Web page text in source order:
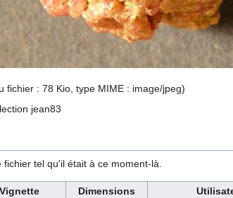
fichier : 78 Kio, type MIME : image/jpeg)
jean83
tel qu'il était à ce moment-là.
Vignette Dimensions